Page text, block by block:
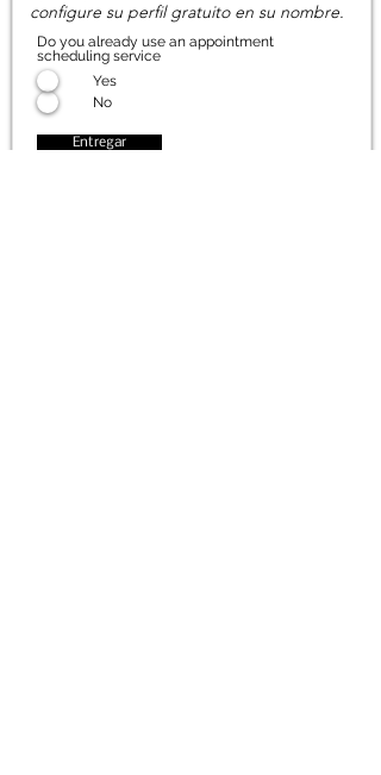
configure su perfil gratuito en su nombre.
Do you already use an appointment
scheduling service
Yes
No
Entregar